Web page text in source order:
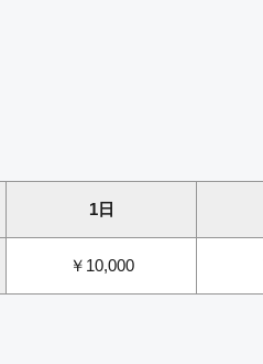
1日
￥10,000